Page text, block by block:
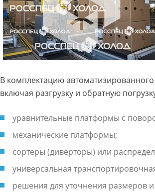
В комплектацию
включая разгрузку и обратную
уравнительные платформы с
механические платформы;
сортеры (диверторы) или
универсальная
решения для уточнения размеров